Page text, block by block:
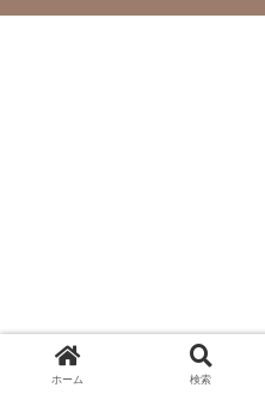
ホーム 検索